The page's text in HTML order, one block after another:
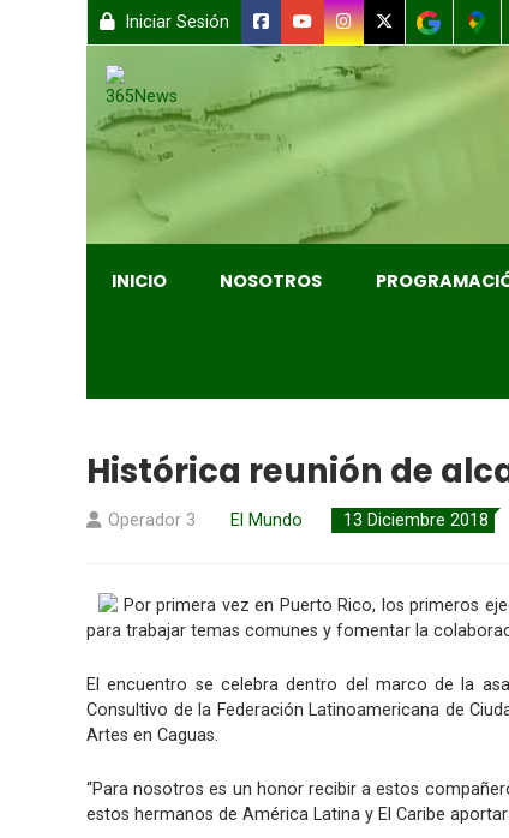
Iniciar Sesión
INICIO NOSOTROS
Histórica reunión de
Operador 3 El Mundo 13 Diciembre 2018
Por primera vez en Puerto Rico, los primeros
para trabajar temas comunes y fomentar la
El encuentro se celebra dentro del marco de la
Consultivo de la Federación Latinoamericana de
Artes en Caguas.
“Para nosotros es un honor recibir a estos
estos hermanos de América Latina y El Caribe